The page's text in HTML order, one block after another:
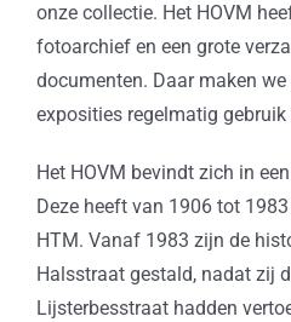
onze collectie. Het HOVM
fotoarchief en een grote
documenten. Daar maken
exposities regelmatig gebruik
Het HOVM bevindt zich in
Deze heeft van 1906 tot
HTM. Vanaf 1983 zijn de
Halsstraat gestald, nadat zij
Lijsterbesstraat hadden